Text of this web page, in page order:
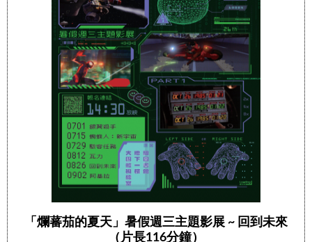
「爛蕃茄的夏天」暑假週三主題影展 ~ 回到未來
（片長116分鐘）